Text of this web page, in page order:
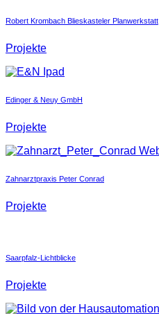
Robert Krombach Blieskasteler Planwerkstatt
Projekte
Edinger & Neuy GmbH
Projekte
Zahnarztpraxis Peter Conrad
Projekte
Saarpfalz-Lichtblicke
Projekte